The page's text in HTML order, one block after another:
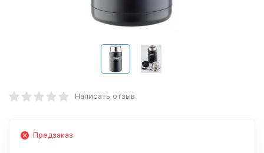
Написать отзыв
Предзаказ